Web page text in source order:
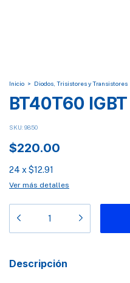
Inicio > Diodos, Trisistores y Transistores
BT40T60
SKU: 9850
$220.00
24 x $12.91
Ver más detalles
Descripción